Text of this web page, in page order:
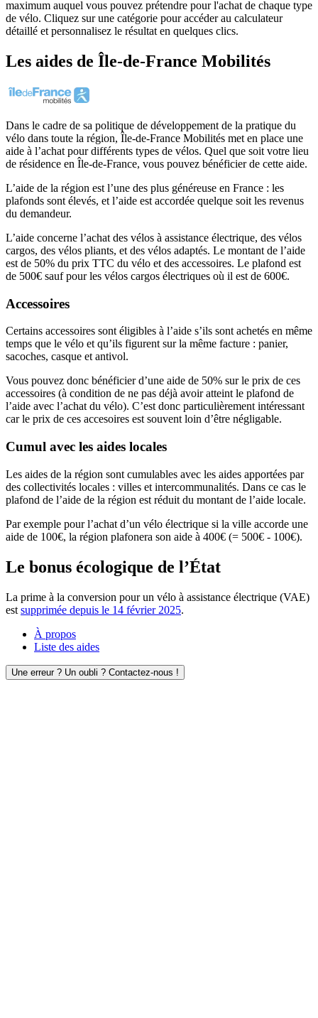
maximum auquel vous pouvez prétendre pour l'achat de chaque type
de vélo. Cliquez sur une catégorie pour accéder au calculateur
détaillé et personnalisez le résultat en quelques clics.
Les aides de Île-de-France Mobilités
Dans le cadre de sa politique de développement de la pratique du
vélo dans toute la région, Île-de-France Mobilités met en place une
aide à l’achat pour différents types de vélos. Quel que soit votre lieu
de résidence en Île-de-France, vous pouvez bénéficier de cette aide.
L’aide de la région est l’une des plus généreuse en France : les
plafonds sont élevés, et l’aide est accordée quelque soit les revenus
du demandeur.
L’aide concerne l’achat des vélos à assistance électrique, des vélos
cargos, des vélos pliants, et des vélos adaptés. Le montant de l’aide
est de 50% du prix TTC du vélo et des accessoires. Le plafond est
de 500€ sauf pour les vélos cargos électriques où il est de 600€.
Accessoires
Certains accessoires sont éligibles à l’aide s’ils sont achetés en même
temps que le vélo et qu’ils figurent sur la même facture : panier,
sacoches, casque et antivol.
Vous pouvez donc bénéficier d’une aide de 50% sur le prix de ces
accessoires (à condition de ne pas déjà avoir atteint le plafond de
l’aide avec l’achat du vélo). C’est donc particulièrement intéressant
car le prix de ces accesoires est souvent loin d’être négligable.
Cumul avec les aides locales
Les aides de la région sont cumulables avec les aides apportées par
des collectivités locales : villes et intercommunalités. Dans ce cas le
plafond de l’aide de la région est réduit du montant de l’aide locale.
Par exemple pour l’achat d’un vélo électrique si la ville accorde une
aide de 100€, la région plafonera son aide à 400€ (= 500€ - 100€).
Le bonus écologique de l’État
La prime à la conversion pour un vélo à assistance électrique (VAE)
est supprimée depuis le 14 février 2025.
À propos
Liste des aides
Une erreur ? Un oubli ? Contactez-nous !